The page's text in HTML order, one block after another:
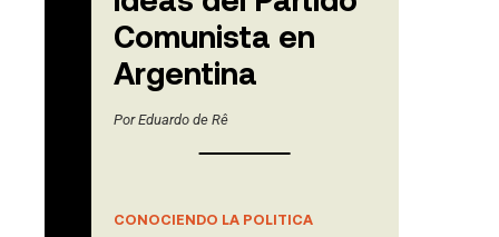
Comunista en
Argentina
PorEduardo de Rê
CONOCIENDO LA POLITICA